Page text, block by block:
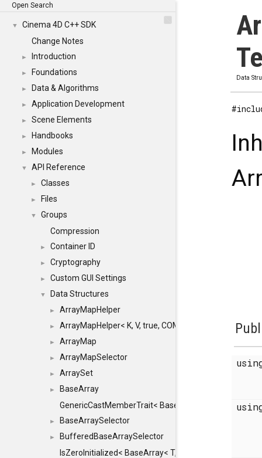
Open Search
▼
Cinema 4D C++ SDK
Change Notes
► Introduction
► Foundations
► Data & Algorithms
► Application Development
► Scene Elements
► Handbooks
► Modules
▼ API Reference
► Classes
► Files
▼
Groups
Compression
► Container ID
► Cryptography
► Custom GUI Settings
▼ Data Structures
► ArrayMapHelper
► ArrayMapHelper< K, V, true, COMPARE, ARRAY >
► ArrayMap
► ArrayMapSelector
► ArraySet
►
BaseArray
GenericCastMemberTrait< BaseArray< TO >,
► BaseArraySelector
►
BufferedBaseArraySelector
IsZeroInitialized< BaseArray< T, MINCHUNKSIZE,
Data